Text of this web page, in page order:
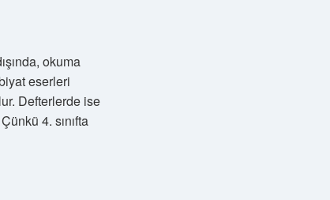
okuma
eserleri
Defterlerde ise
4. sınıfta